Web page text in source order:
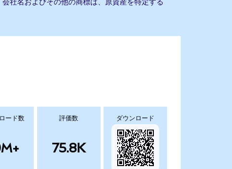
社名およびその他の商標は、原資産を特定する
ード数 評価数
75.8K
ダウンロード